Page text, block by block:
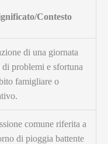
Contesto
di una giornata
di problemi e sfortuna
famigliare o
comune riferita a
di pioggia battente